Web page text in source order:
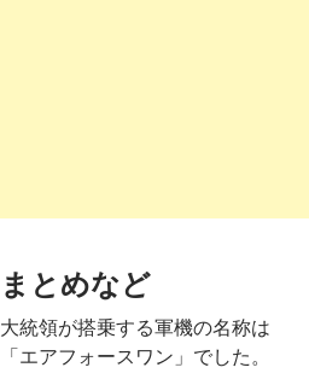
まとめなど
大統領が搭乗する軍機の名称は
「エアフォースワン」でした。